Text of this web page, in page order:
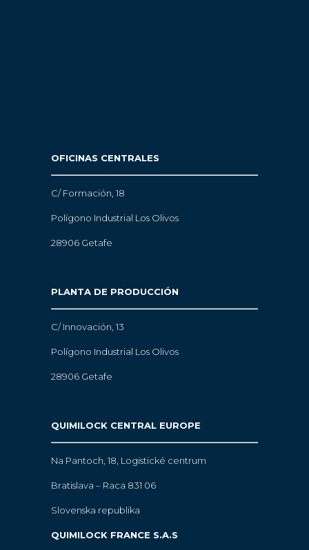
OFICINAS CENTRALES
C/ Formación, 18
Polígono Industrial Los Olivos
28906 Getafe
PLANTA DE PRODUCCIÓN
C/ Innovación, 13
Polígono Industrial Los Olivos
28906 Getafe
QUIMILOCK CENTRAL EUROPE
Na Pantoch, 18, Logistické centrum
Bratislava – Raca 831 06
Slovenska republika
QUIMILOCK FRANCE S.A.S